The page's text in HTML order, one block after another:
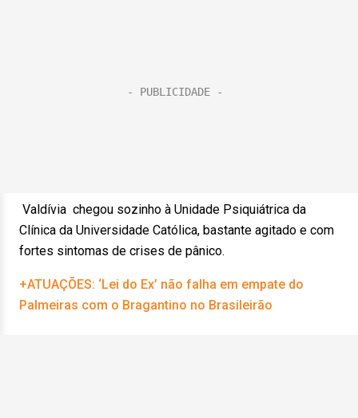
Valdívia chegou sozinho à Unidade Psiquiátrica da
Clínica da Universidade Católica, bastante agitado e com
fortes sintomas de crises de pânico.
+ATUAÇÕES: ‘Lei do Ex’ não falha em empate do
Palmeiras com o Bragantino no Brasileirão